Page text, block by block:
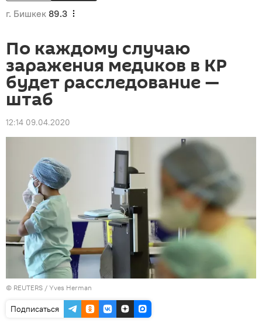
г. Бишкек 89.3
По каждому случаю
заражения медиков в КР
будет расследование —
штаб
12:14 09.04.2020
© REUTERS / Yves Herman
Подписаться